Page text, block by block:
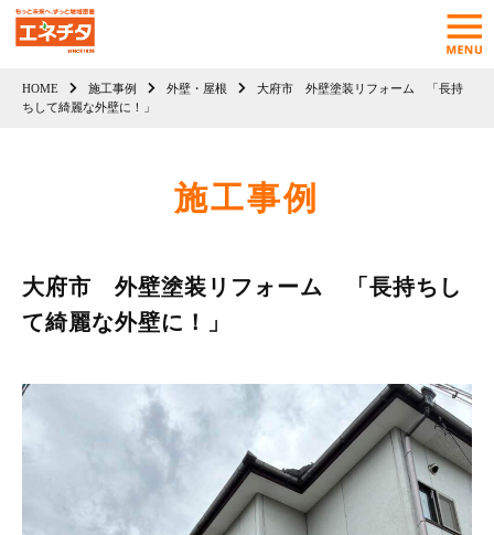
HOME 施工事例 外壁・屋根
大府市 外壁塗装リフォーム 「長持
ちして綺麗な外壁に！」
施工事例
大府市 外壁塗装リフォーム 「長持ちし
て綺麗な外壁に！」